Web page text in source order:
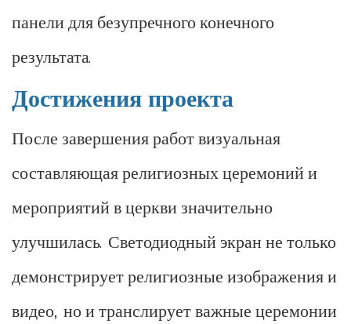
панели для безупречного конечного
результата.
Достижения проекта
После завершения работ визуальная
составляющая религиозных церемоний и
мероприятий в церкви значительно
улучшилась. Светодиодный экран не только
демонстрирует религиозные изображения и
видео, но и транслирует важные церемонии